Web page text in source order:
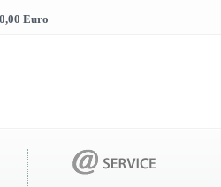
0,00 Euro